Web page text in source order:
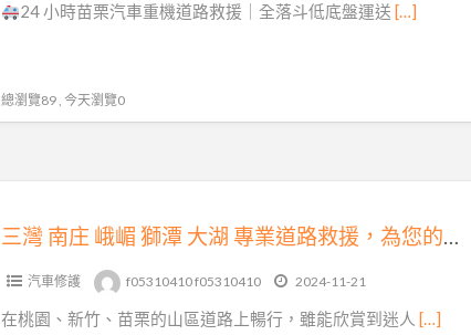
24 小時苗栗汽車重機道路救援｜全落斗低底盤運送 […]
總瀏覽89 , 今天瀏覽0
汽車修護 f05310410 f05310410 2024-11-21
在桃園、新竹、苗栗的山區道路上暢行，雖能欣賞到迷人 […]